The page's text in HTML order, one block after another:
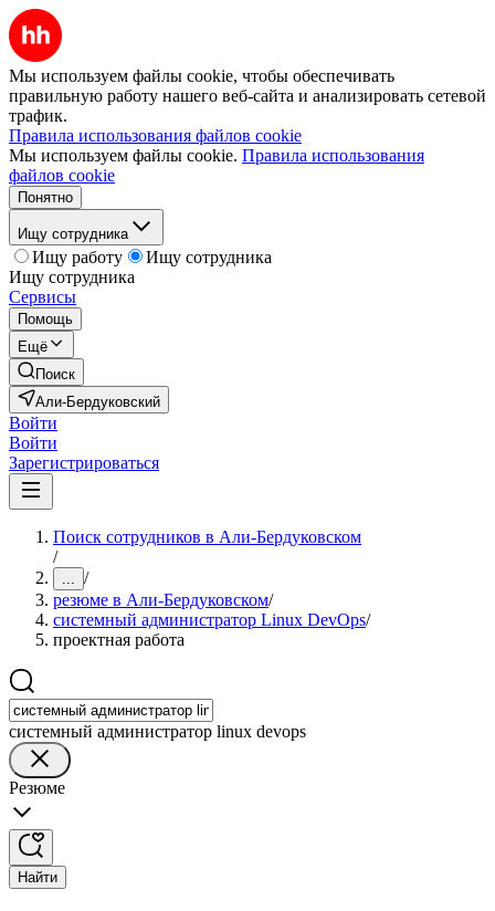
Мы используем файлы cookie, чтобы обеспечивать
правильную работу нашего веб-сайта и анализировать сетевой
трафик.
Правила использования файлов cookie
Мы используем файлы cookie. Правила использования
файлов cookie
Понятно
Ищу сотрудника
Ищу работу
Ищу сотрудника
Ищу сотрудника
Сервисы
Помощь
Ещё
Поиск
Али-Бердуковский
Войти
Войти
Зарегистрироваться
Поиск сотрудников в Али-Бердуковском
/
... /
резюме в Али-Бердуковском/
системный администратор Linux DevOps/
проектная работа
системный администратор linux devops
Резюме
Найти